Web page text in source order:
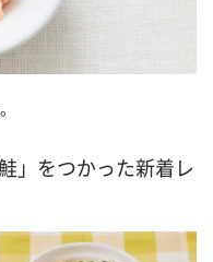
」をつかった新着レ